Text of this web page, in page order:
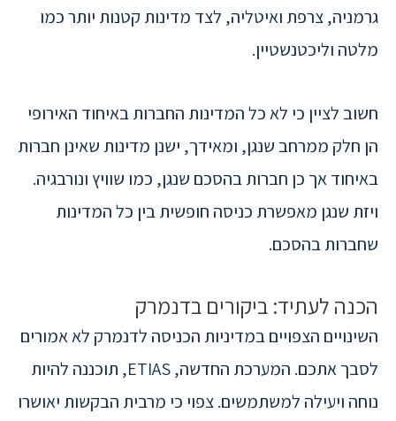
גרמניה, צרפת ואיטליה, לצד מדינות קטנות יותר כמו
מלטה וליכטנשטיין.
חשוב לציין כי לא כל המדינות החברות באיחוד האירופי
הן חלק ממרחב שנגן, ומאידך, ישנן מדינות שאינן חברות
באיחוד אך כן חברות בהסכם שנגן, כמו שוויץ ונורבגיה.
ויזת שנגן מאפשרת כניסה חופשית בין כל המדינות
שחברות בהסכם.
הכנה לעתיד: ביקורים בדנמרק
השינויים הצפויים במדיניות הכניסה לדנמרק לא אמורים
לסבך אתכם. המערכת החדשה, ETIAS, תוכננה להיות
נוחה ויעילה למשתמשים. צפוי כי מרבית הבקשות יאושרו